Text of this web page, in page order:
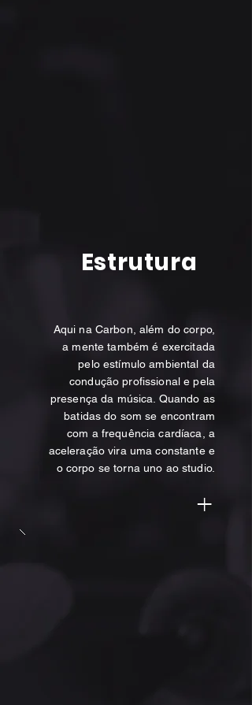
Estrutura
+
Aqui na Carbon, além do corpo,
a mente também é exercitada
pelo estímulo ambiental da
condução profissional e pela
presença da música. Quando as
batidas do somse encontram
com a frequência cardíaca, a
aceleração vira uma constante e
o corpo se torna uno ao studio.